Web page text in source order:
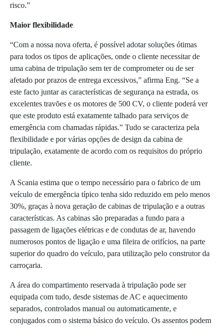
risco.”
Maior flexibilidade
“Com a nossa nova oferta, é possível adotar soluções ótimas
para todos os tipos de aplicações, onde o cliente necessitar de
uma cabina de tripulação sem ter de comprometer ou de ser
afetado por prazos de entrega excessivos,” afirma Eng. “Se a
este facto juntar as características de segurança na estrada, os
excelentes travões e os motores de 500 CV, o cliente poderá ver
que este produto está exatamente talhado para serviços de
emergência com chamadas rápidas.” Tudo se caracteriza pela
flexibilidade e por várias opções de design da cabina de
tripulação, exatamente de acordo com os requisitos do próprio
cliente.
A Scania estima que o tempo necessário para o fabrico de um
veículo de emergência típico tenha sido reduzido em pelo menos
30%, graças à nova geração de cabinas de tripulação e a outras
características. As cabinas são preparadas a fundo para a
passagem de ligações elétricas e de condutas de ar, havendo
numerosos pontos de ligação e uma fileira de orifícios, na parte
superior do quadro do veículo, para utilização pelo construtor da
carroçaria.
A área do compartimento reservada à tripulação pode ser
equipada com tudo, desde sistemas de AC e aquecimento
separados, controlados manual ou automaticamente, e
conjugados com o sistema básico do veículo. Os assentos podem